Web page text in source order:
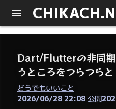
Dart/Flutterの非同期
うところをつらつらと
どうでもいいこと
2026/06/28 22:08 公開